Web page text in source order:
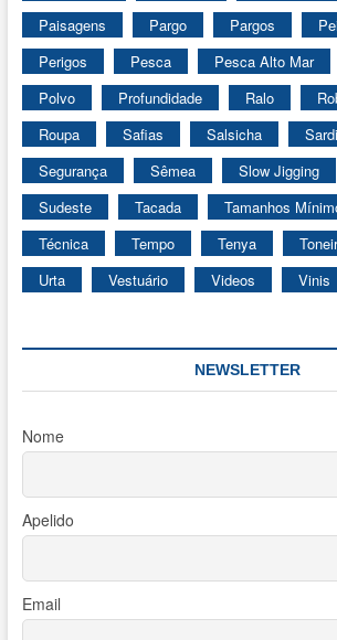
Paisagens
Pargo Pargos
Perigos
Pesca Pesca Alto Mar
Polvo
Profundidade Ralo
Roupa
Safias Salsicha
Segurança
Sêmea Slow Jigging
Sudeste
Tacada
Tamanhos
Técnica
Tempo Tenya
Urta
Vestuário Videos Vinis
NEWSLETTER
Nome
Apelido
Email